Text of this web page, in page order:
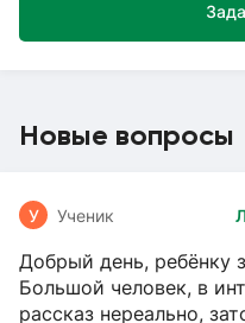
Новые вопросы
У Ученик
Добрый день, ребёнку
Большой человек, в
рассказ нереально,